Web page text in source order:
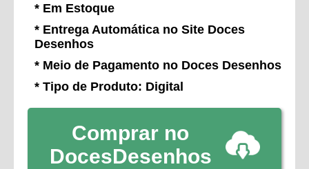
* Em Estoque
* Entrega Automática no Site Doces
Desenhos
* Meio de Pagamento no Doces Desenhos
* Tipo de Produto: Digital
Comprar no
DocesDesenhos